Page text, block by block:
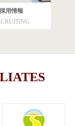
採用情報